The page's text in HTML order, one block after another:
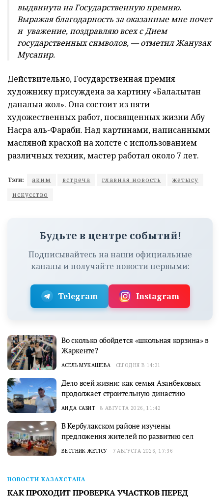
выдвинута на Государственную премию.
Выражая благодарность за оказанные мне почет
и уважение, поздравляю всех с Днем
государственных символов, — отметил Жанузак
Мусапир.
Действительно, Государственная премия
художнику присуждена за картину «Балалықтан
даналыққа жол». Она состоит из пяти
художественных работ, посвященных жизни Абу
Насра аль-Фараби. Над картинами, написанными
масляной краской на холсте с использованием
различных техник, мастер работал около 7 лет.
Тэги: аким встреча главная новость
жетысу
искусство
Будьте в центре событий!
Подписывайтесь на наши официальные
каналы и получайте новости первыми:
Telegram Instagram
Во сколько обойдется «школьная корзина» в
Жаркенте?
АСЕЛЬ МУКАШЕВА СЕГОДНЯ В 14:31
Дело всей жизни: как семья Азанбековых
продолжает строительную династию
АИДА САБИТ 8 АВГУСТА 2026, 11:42
В Кербулакском районе изучены
предложения жителей по развитию сел
ВЕСТНИК ЖЕТІСУ 7 АВГУСТА 2026, 17:36
НОВОСТИ КАЗАХСТАНА
КАК ПРОХОДИТ ПРОВЕРКА УЧАСТКОВ ПЕРЕД